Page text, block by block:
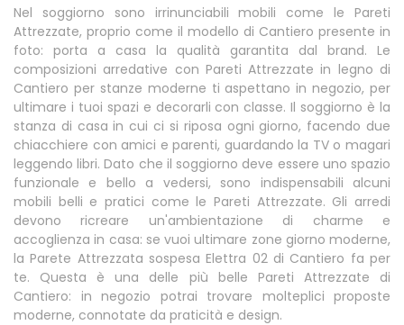
Nel soggiorno sono irrinunciabili mobili come le Pareti
Attrezzate, proprio come il modello di Cantiero presente in
foto: porta a casa la qualità garantita dal brand. Le
composizioni arredative con Pareti Attrezzate in legno di
Cantiero per stanze moderne ti aspettano in negozio, per
ultimare i tuoi spazi e decorarli con classe. Il soggiorno è la
stanza di casa in cui ci si riposa ogni giorno, facendo due
chiacchiere con amici e parenti, guardando la TV o magari
leggendo libri. Dato che il soggiorno deve essere uno spazio
funzionale e bello a vedersi, sono indispensabili alcuni
mobili belli e pratici come le Pareti Attrezzate. Gli arredi
devono ricreare un'ambientazione di charme e
accoglienza in casa: se vuoi ultimare zone giorno moderne,
la Parete Attrezzata sospesa Elettra 02 di Cantiero fa per
te. Questa è una delle più belle Pareti Attrezzate di
Cantiero: in negozio potrai trovare molteplici proposte
moderne, connotate da praticità e design.